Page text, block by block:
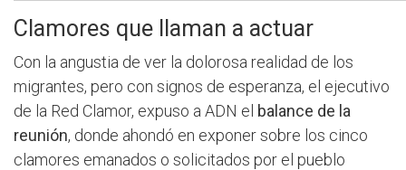
Clamores que llaman a actuar
Con la angustia de ver la dolorosa realidad de los
migrantes, pero con signos de esperanza, el ejecutivo
de la Red Clamor, expuso a ADN el balance de la
reunión, donde ahondó en exponer sobre los cinco
clamores emanados o solicitados por el pueblo